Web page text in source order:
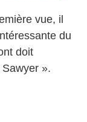
vue, il
du
doit
».